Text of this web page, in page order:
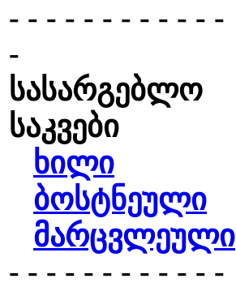
- - - - - - - - - - - -
-
სასარგებლო
საკვები
ხილი
ბოსტნეული
მარცვლეული
- - - - - - - - - - - -